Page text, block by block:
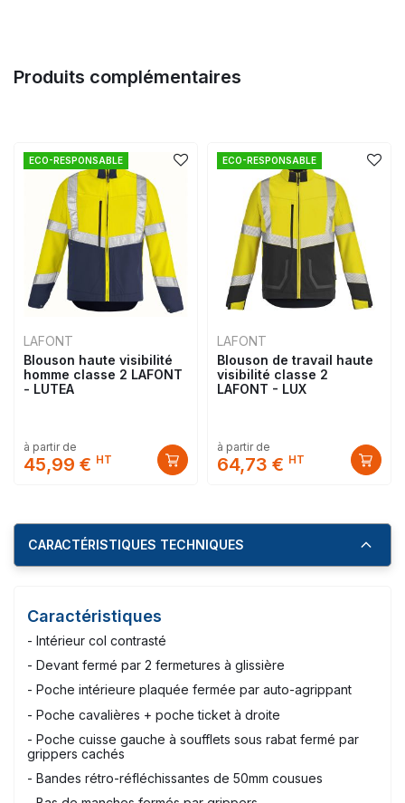
Produits complémentaires
ECO-RESPONSABLE
LAFONT
Blouson haute visibilité
homme classe 2 LAFONT
- LUTEA
à partir de
45,99 € HT
ECO-RESPONSABLE
LAFONT
Blouson de travail haute
visibilité classe 2
LAFONT - LUX
à partir de
64,73 € HT
CARACTÉRISTIQUES TECHNIQUES
Caractéristiques
- Intérieur col contrasté
- Devant fermé par 2 fermetures à glissière
- Poche intérieure plaquée fermée par auto-agrippant
- Poche cavalières + poche ticket à droite
- Poche cuisse gauche à soufflets sous rabat fermé par
grippers cachés
- Bandes rétro-réfléchissantes de 50mm cousues